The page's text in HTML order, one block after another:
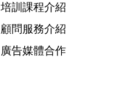
培訓課程介紹
顧問服務介紹
廣告媒體合作